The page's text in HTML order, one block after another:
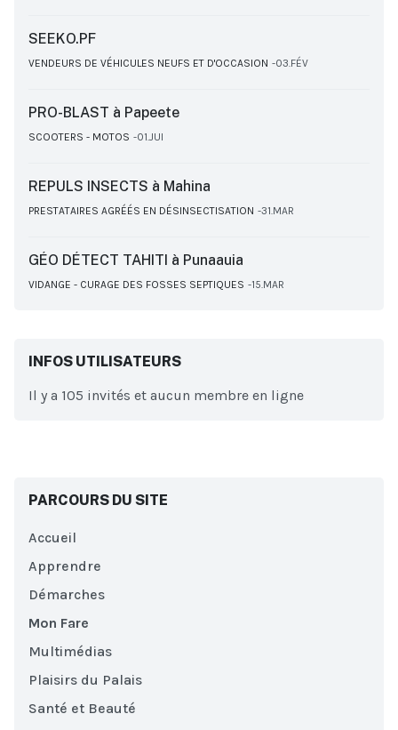
SEEKO.PF
VENDEURS DE VÉHICULES NEUFS ET D'OCCASION 03.FÉV
PRO-BLAST à Papeete
SCOOTERS - MOTOS 01.JUI
REPULS INSECTS à Mahina
PRESTATAIRES AGRÉÉS EN DÉSINSECTISATION 31.MAR
GÉO DÉTECT TAHITI à Punaauia
VIDANGE - CURAGE DES FOSSES SEPTIQUES 15.MAR
INFOS UTILISATEURS
Il y a 105 invités et aucun membre en ligne
PARCOURS DU SITE
Accueil
Apprendre
Démarches
Mon Fare
Multimédias
Plaisirs du Palais
Santé et Beauté